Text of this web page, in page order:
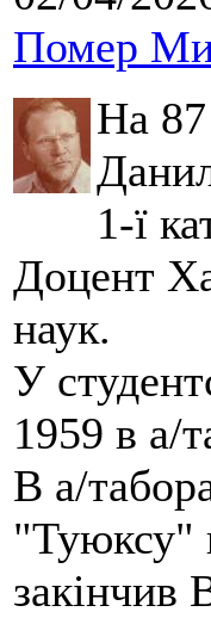
Помер
На
1-ї
Доцент
наук.
У
1959 в а/
В а/
"Туюксу"
закінчив